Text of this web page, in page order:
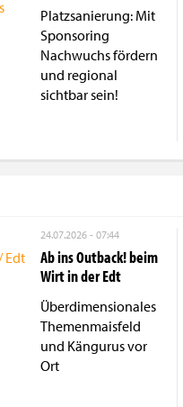
Platzsanierung: Mit
Sponsoring
Nachwuchs fördern
und regional
sichtbar sein!
24.07.2026 - 07:44
Ab ins Outback! beim
Wirt in der Edt
Überdimensionales
Themenmaisfeld
und Kängurus vor
Ort